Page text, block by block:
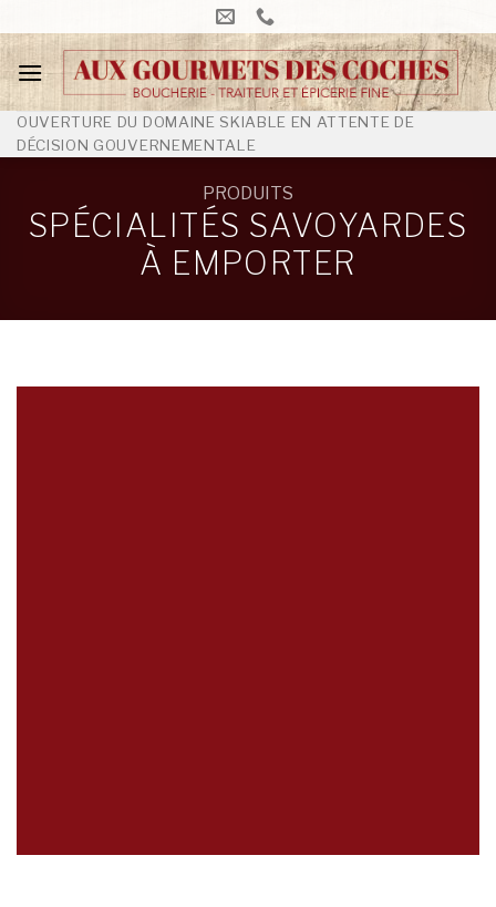
to
content
OUVERTURE DU DOMAINE SKIABLE EN ATTENTE DE
DÉCISION GOUVERNEMENTALE
PRODUITS
SPÉCIALITÉS SAVOYARDES
À EMPORTER